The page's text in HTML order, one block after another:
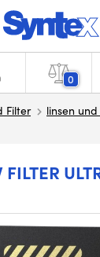
0
Filter linsen